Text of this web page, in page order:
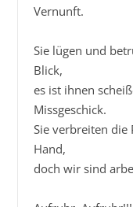
Vernunft.
Sie lügen und
Blick,
es ist ihnen
Missgeschick.
Sie verbreiten die
Hand,
doch wir sind